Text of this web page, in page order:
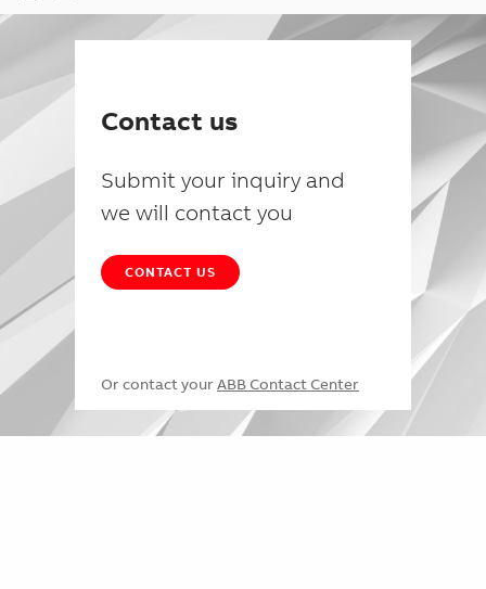
Contact us
Submit your inquiry and
we will contact you
CONTACT US
Or contact your ABB Contact Center